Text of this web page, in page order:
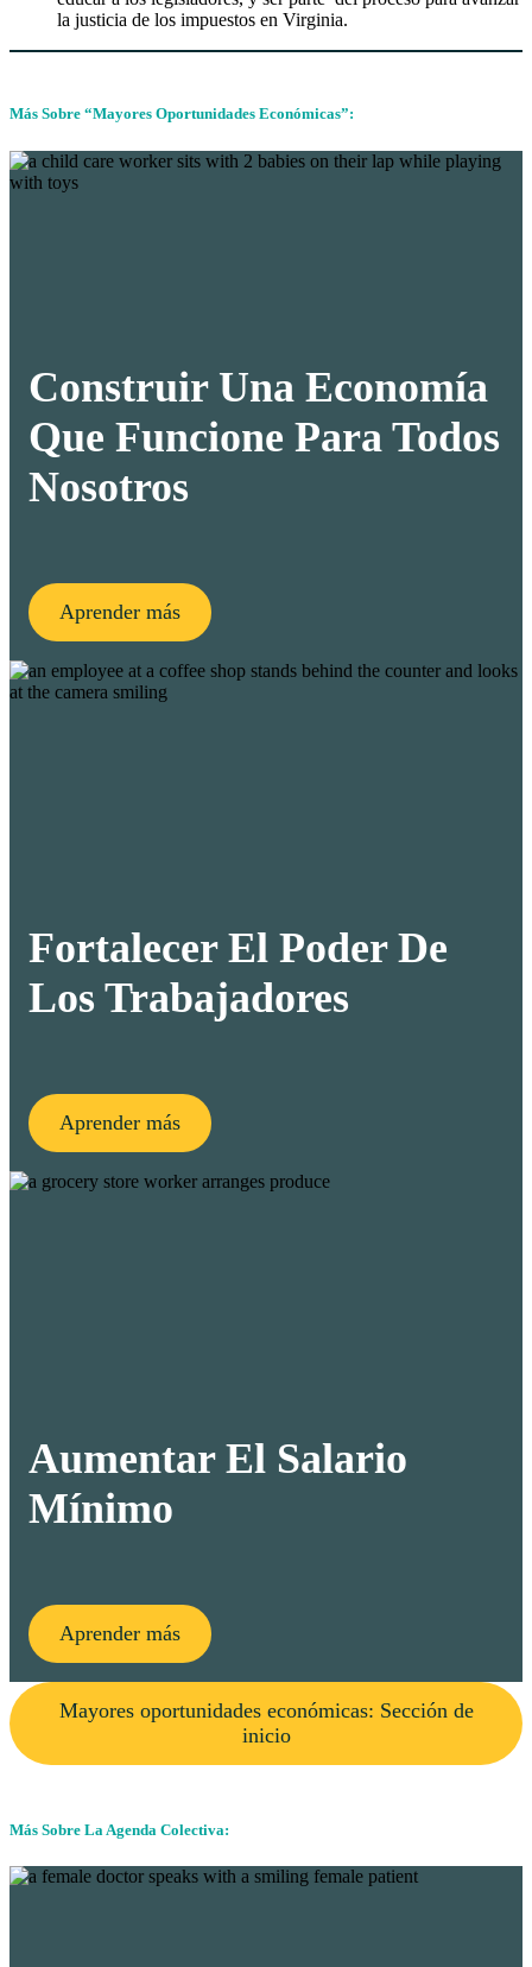
la justicia de los impuestos en Virginia.
Más Sobre “Mayores Oportunidades Económicas”:
Construir Una Economía
Que Funcione Para Todos
Nosotros
Aprender más
Fortalecer El Poder De
Los Trabajadores
Aprender más
Aumentar El Salario
Mínimo
Aprender más
Mayores oportunidades económicas: Sección de
inicio
Más Sobre La Agenda Colectiva: